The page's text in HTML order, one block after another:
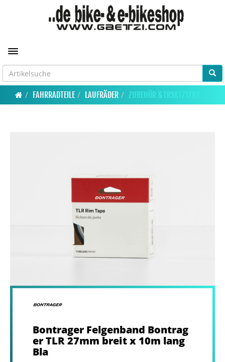
Toggle navigation
FAHRRADTEILE LAUFRÄDER ZUBEHÖR & ERSATZTEILE
Bontrager Felgenband Bontrag
er TLR 27mm breit x 10m lang
Bla